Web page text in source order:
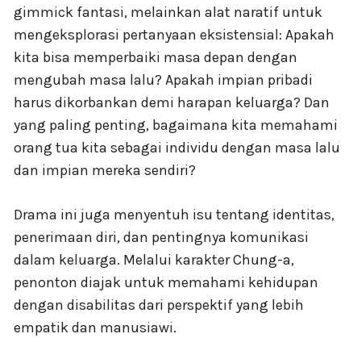
gimmick fantasi, melainkan alat naratif untuk
mengeksplorasi pertanyaan eksistensial: Apakah
kita bisa memperbaiki masa depan dengan
mengubah masa lalu? Apakah impian pribadi
harus dikorbankan demi harapan keluarga? Dan
yang paling penting, bagaimana kita memahami
orang tua kita sebagai individu dengan masa lalu
dan impian mereka sendiri?
Drama ini juga menyentuh isu tentang identitas,
penerimaan diri, dan pentingnya komunikasi
dalam keluarga. Melalui karakter Chung-a,
penonton diajak untuk memahami kehidupan
dengan disabilitas dari perspektif yang lebih
empatik dan manusiawi.